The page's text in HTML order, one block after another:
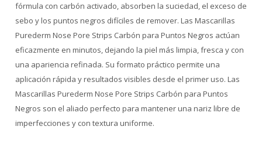
fórmula con carbón activado, absorben la suciedad, el exceso de
sebo y los puntos negros difíciles de remover. Las Mascarillas
Purederm Nose Pore Strips Carbón para Puntos Negros actúan
eficazmente en minutos, dejando la piel más limpia, fresca y con
una apariencia refinada. Su formato práctico permite una
aplicación rápida y resultados visibles desde el primer uso. Las
Mascarillas Purederm Nose Pore Strips Carbón para Puntos
Negros son el aliado perfecto para mantener una nariz libre de
imperfecciones y con textura uniforme.